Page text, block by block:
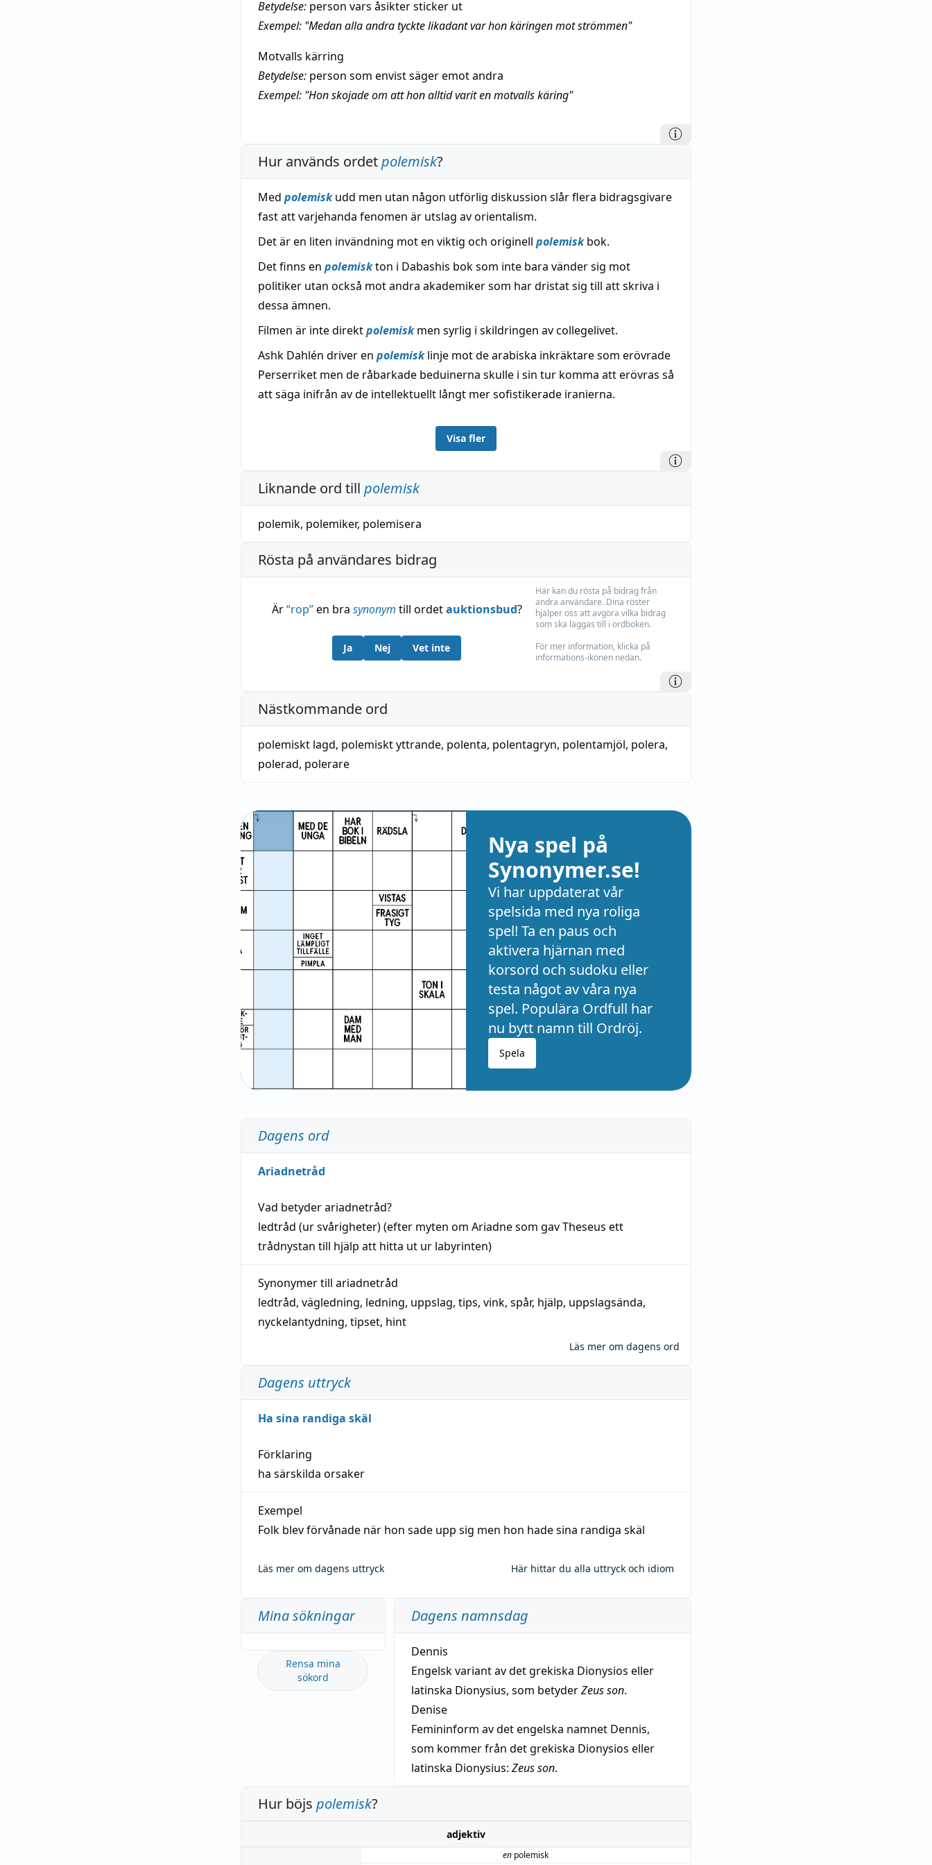
Betydelse: person vars åsikter sticker ut
Exempel: "Medan alla andra tyckte likadant var hon käringen mot strömmen"
Motvalls kärring
Betydelse: person som envist säger emot andra
Exempel: "Hon skojade om att hon alltid varit en motvalls käring"
Hur används ordetpolemisk?
Med polemiskudd men utan någon utförlig diskussion slår flera bidragsgivare
fast att varjehanda fenomen är utslag av orientalism.
Det är en liten invändning mot en viktig och originell polemiskbok.
Det finns en polemiskton i Dabashis bok som inte bara vänder sig mot
politiker utan också mot andra akademiker som har dristat sig till att skriva i
dessa ämnen.
Filmen är inte direktpolemiskmen syrlig i skildringen av collegelivet.
Ashk Dahlén driver en polemisklinje mot de arabiska inkräktare som erövrade
Perserriket men de råbarkade beduinerna skulle i sin tur komma att erövras så
att säga inifrån av de intellektuellt långt mer sofistikerade iranierna.
Visa fler
Liknande ord till polemisk
polemik, polemiker, polemisera
Rösta på användares bidrag
Är“rop”en bra synonym till ordetauktionsbud?
Ja Nej Vet inte
Här kan du rösta på bidrag från
andra användare. Dina röster
hjälper oss att avgöra vilka bidrag
som ska läggas till i ordboken.
För mer information, klicka på
informations-ikonen nedan.
Nästkommande ord
polemiskt lagd, polemiskt yttrande, polenta, polentagryn, polentamjöl, polera,
polerad, polerare
Nya spel på
Synonymer.se!
Vi har uppdaterat vår
spelsida med nya roliga
spel! Ta en paus och
aktivera hjärnan med
korsord och sudoku eller
testa något av våra nya
spel. Populära Ordfull har
nu bytt namn till Ordröj.
Spela
Dagens ord
Ariadnetråd
Vad betyderariadnetråd?
ledtråd (ur svårigheter) (efter myten om Ariadne som gav Theseus ett
trådnystan till hjälp att hitta ut ur labyrinten)
Synonymer till ariadnetråd
ledtråd, vägledning, ledning, uppslag, tips, vink, spår, hjälp, uppslagsända,
nyckelantydning, tipset, hint
Läs mer om dagens ord
Dagens uttryck
Ha sina randiga skäl
Förklaring
ha särskilda orsaker
Exempel
Folk blev förvånade när hon sade upp sig men hon hade sina randiga skäl
Läs mer om dagens uttryck Här hittar du alla uttryck och idiom
Mina sökningar
Rensa mina
sökord
Dagens namnsdag
Dennis
Engelsk variant av det grekiska Dionysios eller
latinska Dionysius, som betyderZeus son.
Denise
Femininform av det engelska namnet Dennis,
som kommer från det grekiska Dionysios eller
latinska Dionysius: Zeus son.
Hur böjs polemisk?
adjektiv
en polemisk